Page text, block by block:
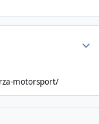
overview
motorsport/